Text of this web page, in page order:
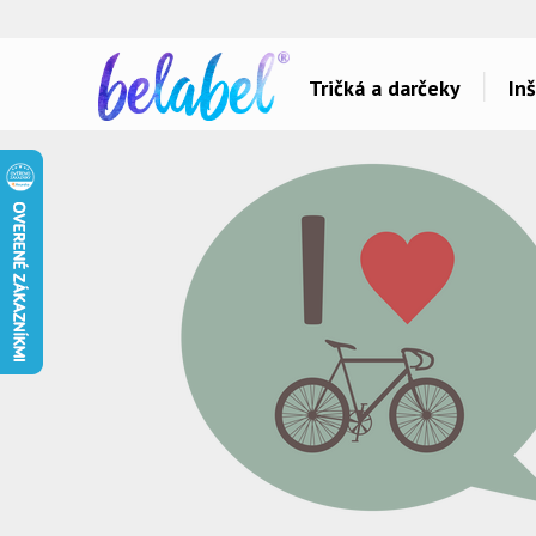
Tričká a darčeky
Dárky pro maminku
Dárky pro ségru
Dárky pro babičku
Dárky pro tátu
Dárky pro bráchu
Dárky pro dědu
Dárky pro partnera
Dárky pro partnerku
Dárky pro přátele
Témy potlačí
Hlášky
Hudba & Film
Humor
Ostatné
Všetko..